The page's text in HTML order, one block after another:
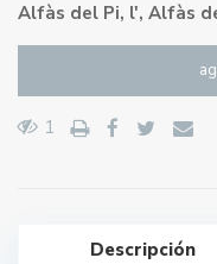
Alfàs del Pi, l', Alfàs
1
Descripción